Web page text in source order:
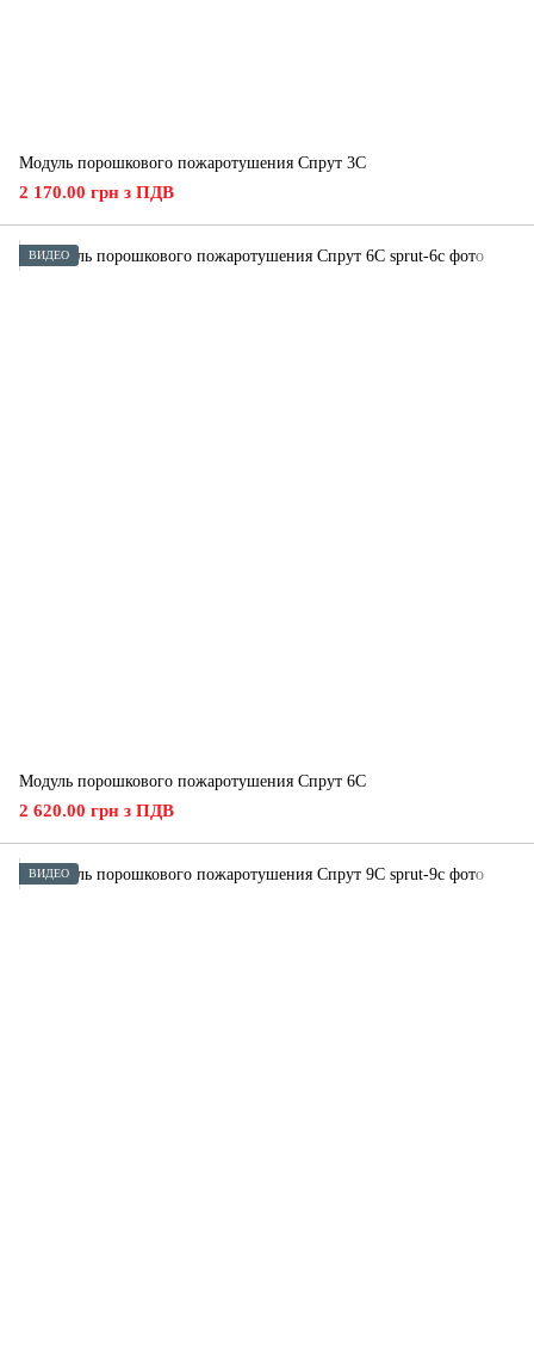
Модуль порошкового пожаротушения Спрут 3С
2 170.00 грн з ПДВ
ВИДЕО
Модуль порошкового пожаротушения Спрут 6С
2 620.00 грн з ПДВ
ВИДЕО